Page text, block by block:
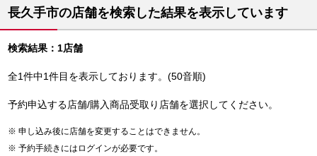
長久手市の店舗を検索した結果を表示しています
検索結果：1店舗
全1件中1件目を表示しております。(50音順)
予約申込する店舗/購入商品受取り店舗を選択してください。
申し込み後に店舗を変更することはできません。
予約手続きにはログインが必要です。